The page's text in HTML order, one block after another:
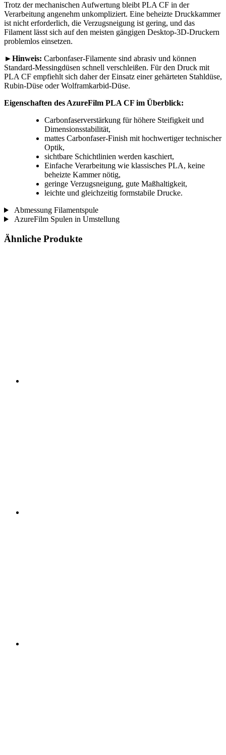
Trotz der mechanischen Aufwertung bleibt PLA CF in der
Verarbeitung angenehm unkompliziert. Eine beheizte Druckkammer
ist nicht erforderlich, die Verzugsneigung ist gering, und das
Filament lässt sich auf den meisten gängigen Desktop-3D-Druckern
problemlos einsetzen.
►Hinweis: Carbonfaser-Filamente sind abrasiv und können
Standard-Messingdüsen schnell verschleißen. Für den Druck mit
PLA CF empfiehlt sich daher der Einsatz einer gehärteten Stahldüse,
Rubin-Düse oder Wolframkarbid-Düse.
Eigenschaften des AzureFilm PLA CF im Überblick:
Carbonfaserverstärkung für höhere Steifigkeit und
Dimensionsstabilität,
mattes Carbonfaser-Finish mit hochwertiger technischer
Optik,
sichtbare Schichtlinien werden kaschiert,
Einfache Verarbeitung wie klassisches PLA, keine
beheizte Kammer nötig,
geringe Verzugsneigung, gute Maßhaltigkeit,
leichte und gleichzeitig formstabile Drucke.
Abmessung Filamentspule
AzureFilm Spulen in Umstellung
Ähnliche Produkte